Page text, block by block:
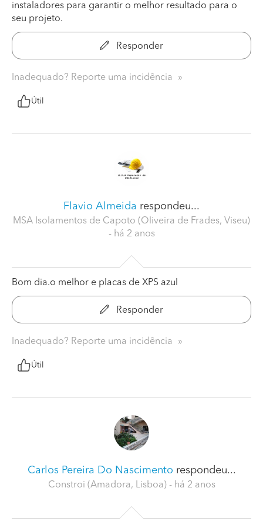
instaladores para garantir o melhor resultado para o
seu projeto.
Responder
Inadequado? Reporte uma incidência
Útil
Flavio Almeida respondeu...
MSA Isolamentos de Capoto (Oliveira de Frades, Viseu)
- há 2 anos
Bom dia.o melhor e placas de XPS azul
Responder
Inadequado? Reporte uma incidência
Útil
Carlos Pereira Do Nascimento respondeu...
Constroi (Amadora, Lisboa) - há 2 anos